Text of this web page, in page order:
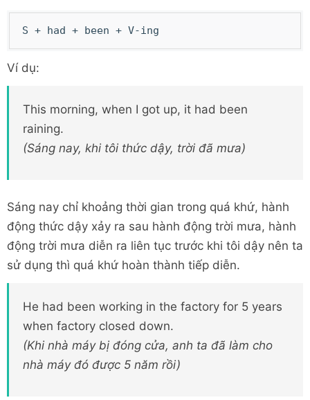
S + had + been + V-ing
Ví dụ:
This morning, when I got up, it had been
raining.
(Sáng nay, khi tôi thức dậy, trời đã mưa)
Sáng nay chỉ khoảng thời gian trong quá khứ, hành
động thức dậy xảy ra sau hành động trời mưa, hành
động trời mưa diễn ra liên tục trước khi tôi dậy nên ta
sử dụng thì quá khứ hoàn thành tiếp diễn.
He had been working in the factory for 5 years
when factory closed down.
(Khi nhà máy bị đóng cửa, anh ta đã làm cho
nhà máy đó được 5 năm rồi)